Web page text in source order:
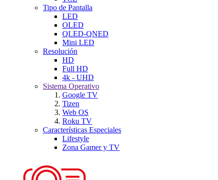
Tipo de Pantalla
LED
OLED
QLED-QNED
Mini LED
Resolución
HD
Full HD
4k - UHD
Sistema Operativo
Google TV
Tizen
Web OS
Roku TV
Características Especiales
Lifestyle
Zona Gamer y TV